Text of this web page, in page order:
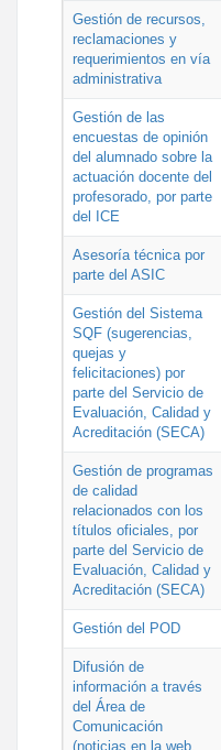
Gestión de recursos,
reclamaciones y
requerimientos en vía
administrativa
Gestión de las
encuestas de opinión
del alumnado sobre la
actuación docente del
profesorado, por parte
del ICE
Asesoría técnica por
parte del ASIC
Gestión del Sistema
SQF (sugerencias,
quejas y
felicitaciones) por
parte del Servicio de
Evaluación, Calidad y
Acreditación (SECA)
Gestión de programas
de calidad
relacionados con los
títulos oficiales, por
parte del Servicio de
Evaluación, Calidad y
Acreditación (SECA)
Gestión del POD
Difusión de
información a través
del Área de
Comunicación
(noticias en la web,